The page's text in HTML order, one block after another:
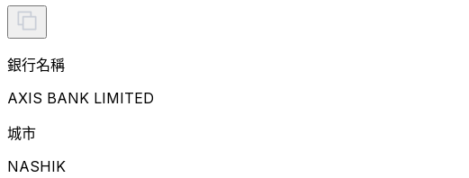
銀行名稱
AXIS BANK LIMITED
城市
NASHIK